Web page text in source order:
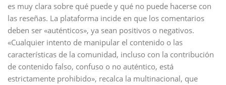
es muy clara sobre qué puede y qué no puede hacerse con
las reseñas. La plataforma incide en que los comentarios
deben ser «auténticos», ya sean positivos o negativos.
«Cualquier intento de manipular el contenido o las
características de la comunidad, incluso con la contribución
de contenido falso, confuso o no auténtico, está
estrictamente prohibido», recalca la multinacional, que